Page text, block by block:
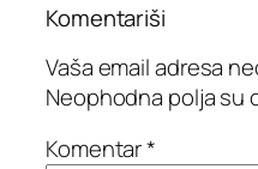
Komentariši
Vaša email adresa
Neophodna polja su
Komentar*